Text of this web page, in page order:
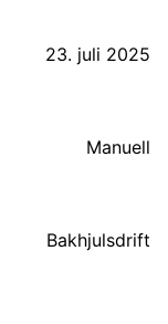
23. juli 2025
Manuell
Bakhjulsdrift